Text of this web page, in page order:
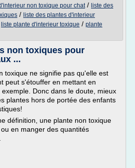
non toxique pour chat/ liste des
/ liste des plantes d'interieur
liste plante d'interieur toxique / plante
non toxiques pour
...
toxique ne signifie pas qu'elle est
peut s'étouffer en mettant en
Donc dans le doute, mieux
plantes hors de portée des enfants
définition, une plante non toxique
en manger des quantités